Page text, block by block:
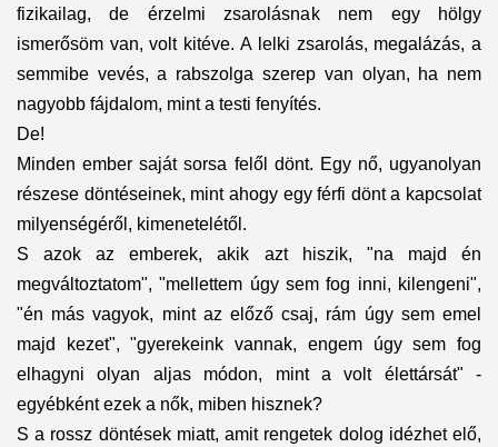
fizikailag, de érzelmi zsarolásnak nem egy hölgy
ismerősöm van, volt kitéve. A lelki zsarolás, megalázás, a
semmibe vevés, a rabszolga szerep van olyan, ha nem
nagyobb fájdalom, mint a testi fenyítés.
De!
Minden ember saját sorsa felől dönt. Egy nő, ugyanolyan
részese döntéseinek, mint ahogy egy férfi dönt a kapcsolat
milyenségéről, kimenetelétől.
S azok az emberek, akik azt hiszik, "na majd én
megváltoztatom", "mellettem úgy sem fog inni, kilengeni",
"én más vagyok, mint az előző csaj, rám úgy sem emel
majd kezet", "gyerekeink vannak, engem úgy sem fog
elhagyni olyan aljas módon, mint a volt élettársát" -
egyébként ezek a nők, miben hisznek?
S a rossz döntések miatt, amit rengetek dolog idézhet elő,